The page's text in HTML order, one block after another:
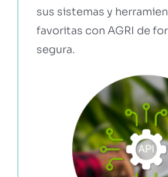
sus sistemas y
favoritas con AGRI de
segura.